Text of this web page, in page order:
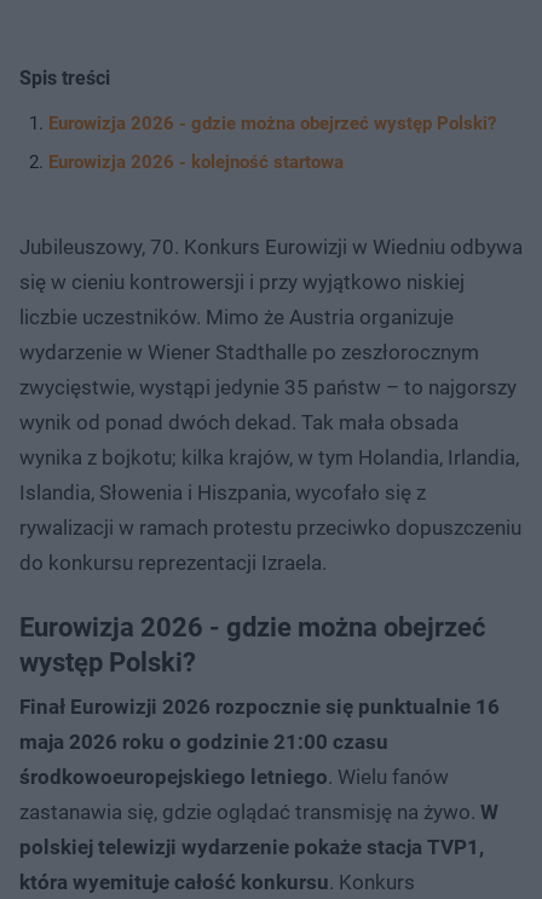
Spis treści
Eurowizja 2026 - gdzie można obejrzeć występ Polski?
Eurowizja 2026 - kolejność startowa
Jubileuszowy, 70. Konkurs Eurowizji w Wiedniu odbywa
się w cieniu kontrowersji i przy wyjątkowo niskiej
liczbie uczestników. Mimo że Austria organizuje
wydarzenie w Wiener Stadthalle po zeszłorocznym
zwycięstwie, wystąpi jedynie 35 państw – to najgorszy
wynik od ponad dwóch dekad. Tak mała obsada
wynika z bojkotu; kilka krajów, w tym Holandia, Irlandia,
Islandia, Słowenia i Hiszpania, wycofało się z
rywalizacji w ramach protestu przeciwko dopuszczeniu
do konkursu reprezentacji Izraela.
Eurowizja 2026 - gdzie można obejrzeć
występ Polski?
Finał Eurowizji 2026 rozpocznie się punktualnie 16
maja 2026 roku o godzinie 21:00 czasu
środkowoeuropejskiego letniego. Wielu fanów
zastanawia się, gdzie oglądać transmisję na żywo. W
polskiej telewizji wydarzenie pokaże stacja TVP1,
która wyemituje całość konkursu. Konkurs